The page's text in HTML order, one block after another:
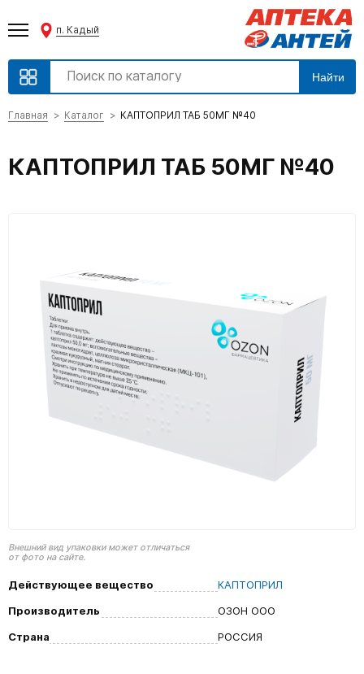
п. Кадый
Найти
Главная Каталог КАПТОПРИЛ ТАБ 50МГ №40
КАПТОПРИЛ ТАБ 50МГ №40
Внешний вид упаковки может отличаться
от фото на сайте.
Действующее вещество
КАПТОПРИЛ
Производитель
ОЗОН ООО
Страна
РОССИЯ